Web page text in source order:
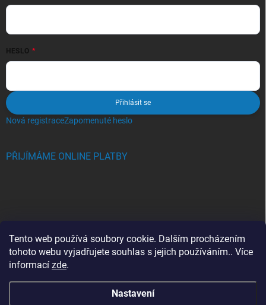
Tento web používá soubory cookie. Dalším procházením
tohoto webu vyjadřujete souhlas s jejich používáním.. Více
informací zde.
Nastavení
HESLO
Přihlásit se
Nová registraceZapomenuté heslo
PŘIJÍMÁME ONLINE PLATBY
BLOG
Crocs, proč se svět zamiloval do těchto bot a proč je MUSÍTE mít
také?